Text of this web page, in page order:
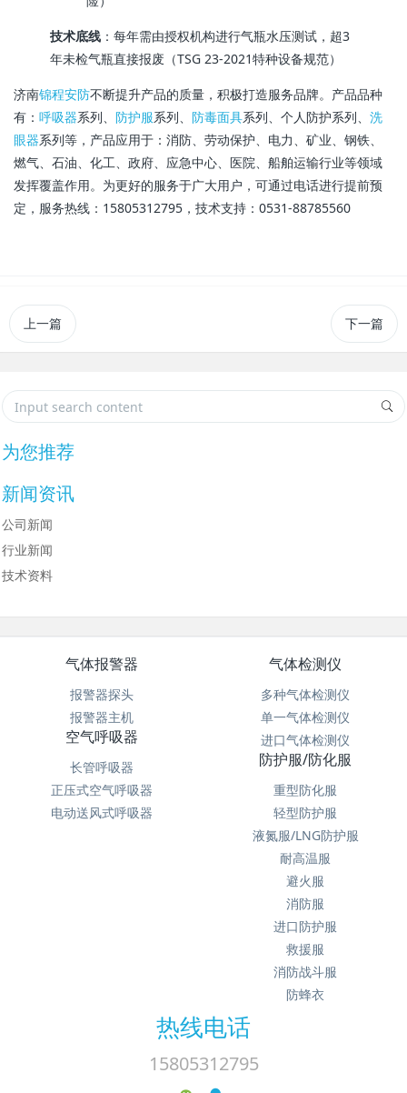
技术底线 ：每年需由授权机构进行气瓶水压测试，超3
年未检气瓶直接报废（TSG 23-2021特种设备规范）
济南锦程安防不断提升产品的质量，积极打造服务品牌。产品品种
有： 呼吸器系列、 防护服系列、 防毒面具系列、个人防护系列、 洗
眼器系列等，产品应用于：消防、劳动保护、电力、矿业、钢铁、
燃气、石油、化工、政府、应急中心、医院、船舶运输行业等领域
发挥覆盖作用。为更好的服务于广大用户，可通过电话进行提前预
定，服务热线：15805312795，技术支持：0531-88785560
上一篇 下一篇
为您推荐
新闻资讯
公司新闻
行业新闻
技术资料
气体报警器
报警器探头
报警器主机
气体检测仪
多种气体检测仪
单一气体检测仪
进口气体检测仪
空气呼吸器
长管呼吸器
正压式空气呼吸器
电动送风式呼吸器
防护服/防化服
重型防化服
轻型防护服
液氮服/LNG防护服
耐高温服
避火服
消防服
进口防护服
救援服
消防战斗服
防蜂衣
热线电话
15805312795